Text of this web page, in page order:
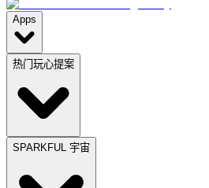
Apps
热门玩心提案
SPARKFUL 宇宙